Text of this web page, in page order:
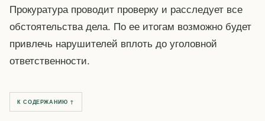
Прокуратура проводит проверку и расследует все
обстоятельства дела. По ее итогам возможно будет
привлечь нарушителей вплоть до уголовной
ответственности.
К СОДЕРЖАНИЮ ↑